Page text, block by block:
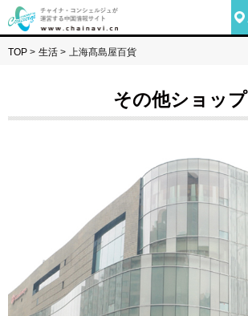
TOP > 生活 > 上海髙島屋百貨
その他ショップ